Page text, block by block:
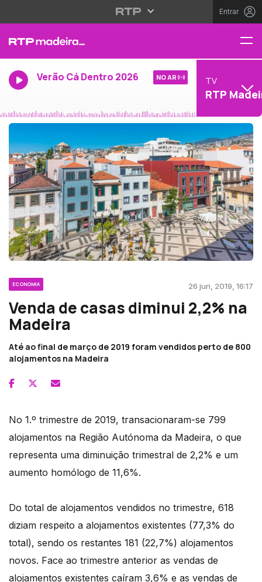
Entrar
Verão Cá Dentro 2026 NO AR TV
RTP
ECONOMIA 26 jun, 2019, 16:17
Venda de casas diminui 2,2% na
Madeira
Até ao final de março de 2019 foram vendidos perto de 800
alojamentos na Madeira
No 1.º trimestre de 2019, transacionaram-se 799
alojamentos na Região Autónoma da Madeira, o que
representa uma diminuição trimestral de 2,2% e um
aumento homólogo de 11,6%.
Do total de alojamentos vendidos no trimestre, 618
diziam respeito a alojamentos existentes (77,3% do
total), sendo os restantes 181 (22,7%) alojamentos
novos. Face ao trimestre anterior as vendas de
alojamentos existentes caíram 3,6% e as vendas de